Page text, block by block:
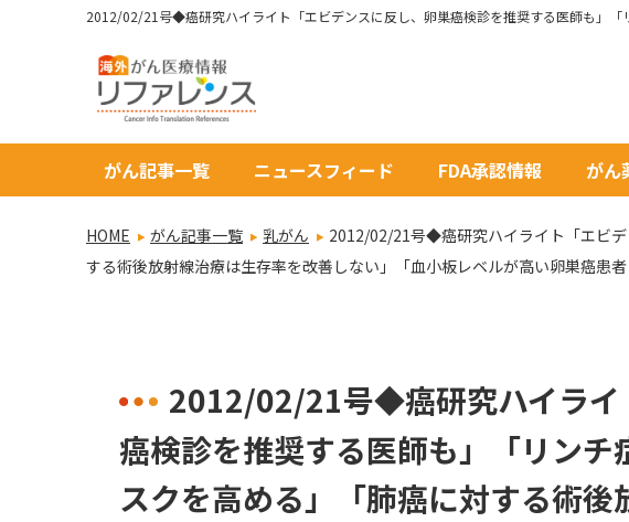
がん記事一覧 ニュースフィード FDA承認情報 がん
HOME がん記事一覧 乳がん
2012/02/21号◆癌研究ハイライト「エビ
する術後放射線治療は生存率を改善しない」「血小板レベルが高い卵巣癌患者
2012/02/21号◆癌研究ハイライ
癌検診を推奨する医師も」「リンチ
スクを高める」「肺癌に対する術